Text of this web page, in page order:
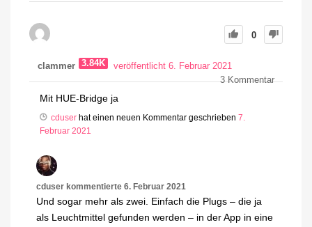
0
clammer 3.84K
veröffentlicht 6. Februar 2021
3Kommentar
Mit HUE-Bridge ja
cduser hat einen neuen Kommentar geschrieben 7.
Februar 2021
cduser kommentierte 6. Februar 2021
Und sogar mehr als zwei. Einfach die Plugs – die ja
als Leuchtmittel gefunden werden – in der App in eine